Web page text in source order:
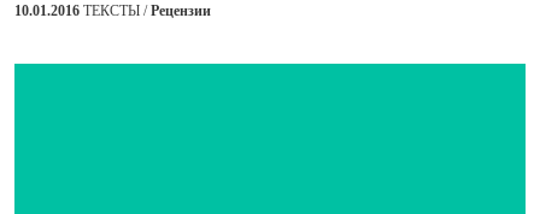
10.01.2016 ТЕКСТЫ /Рецензии